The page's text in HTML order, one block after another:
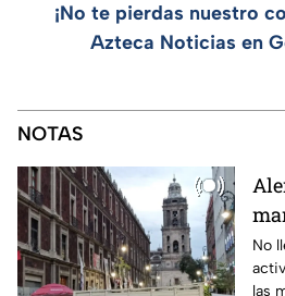
¡No te pierdas nuestro
Azteca Noticias en
NOTAS
No
las